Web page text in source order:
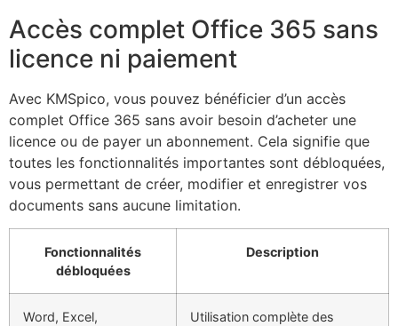
Accès complet Office 365 sans
licence ni paiement
Avec KMSpico, vous pouvez bénéficier d’un accès
complet Office 365 sans avoir besoin d’acheter une
licence ou de payer un abonnement. Cela signifie que
toutes les fonctionnalités importantes sont débloquées,
vous permettant de créer, modifier et enregistrer vos
documents sans aucune limitation.
Fonctionnalités
débloquées
Description
Word, Excel,
Utilisation complète des